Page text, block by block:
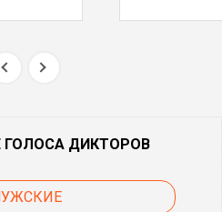
ГОЛОСА ДИКТОРОВ